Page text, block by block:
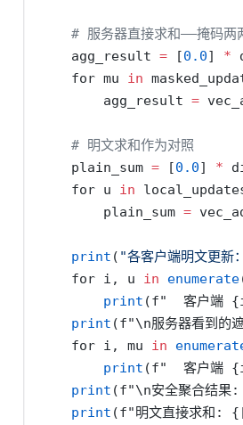
# 服务器直接求和——掩码两
    agg_result
= [0.0] *
for mu in
        agg_result
=
# 明文求和作为对照
    plain_sum
= [0.0] *
for u in
        plain_sum
=
print ( "各客户端明文更新
for i, u in enumerate
print (f"  客户端 {
print (f"\n服务器看到的
for i, mu in
print (f"  客户端 {
print (f"\n安全聚合结果:
print (f"明文直接求和: {